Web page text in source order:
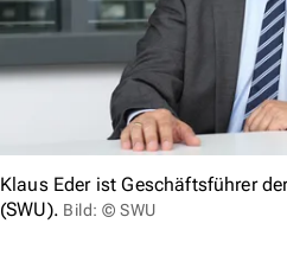
Klaus Eder ist Geschäftsführer
(SWU). Bild: © SWU